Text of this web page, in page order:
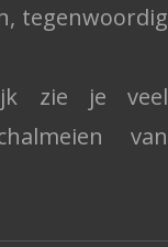
tegenwoordig
zie je veel
van